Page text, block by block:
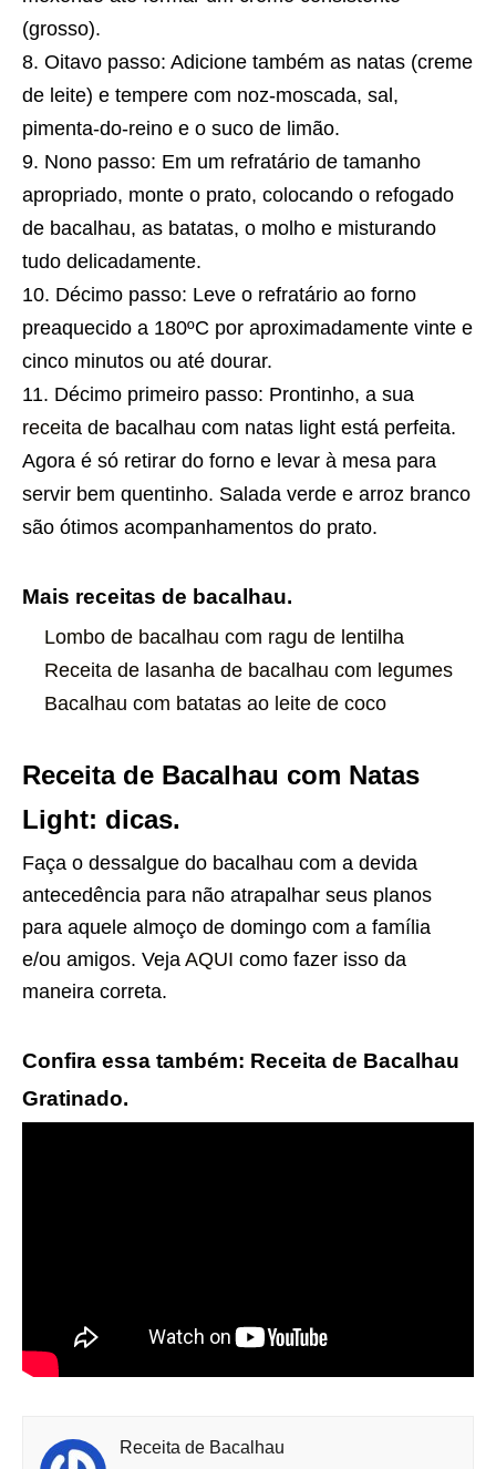
(grosso).
Oitavo passo: Adicione também as natas (creme
de leite) e tempere com noz-moscada, sal,
pimenta-do-reino e o suco de limão.
Nono passo: Em um refratário de tamanho
apropriado, monte o prato, colocando o refogado
de bacalhau, as batatas, o molho e misturando
tudo delicadamente.
Décimo passo: Leve o refratário ao forno
preaquecido a 180ºC por aproximadamente vinte e
cinco minutos ou até dourar.
Décimo primeiro passo: Prontinho, a sua
receita de bacalhau com natas light está perfeita.
Agora é só retirar do forno e levar à mesa para
servir bem quentinho. Salada verde e arroz branco
são ótimos acompanhamentos do prato.
Mais receitas de bacalhau.
Lombo de bacalhau com ragu de lentilha
Receita de lasanha de bacalhau com legumes
Bacalhau com batatas ao leite de coco
Receita de Bacalhau com Natas
Light: dicas.
Faça o dessalgue do bacalhau com a devida
antecedência para não atrapalhar seus planos
para aquele almoço de domingo com a família
e/ou amigos. Veja AQUI como fazer isso da
maneira correta.
Confira essa também: Receita de Bacalhau
Gratinado.
Receita de Bacalhau